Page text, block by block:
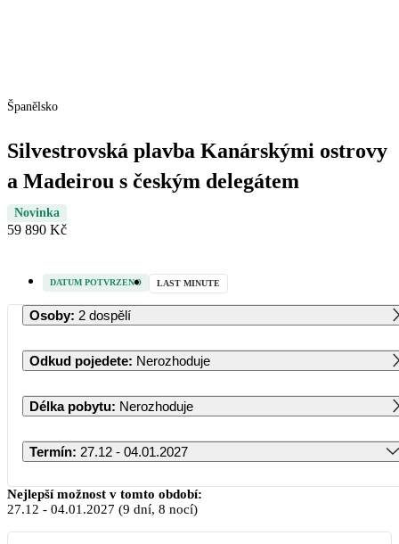
Španělsko
Silvestrovská plavba Kanárskými ostrovy
a Madeirou s českým delegátem
Novinka
59 890 Kč
DATUM POTVRZENO LAST MINUTE
Osoby: 2 dospělí
Odkud pojedete: Nerozhoduje
Délka pobytu: Nerozhoduje
Termín: 27.12 - 04.01.2027
Prosinec 2026
PO ÚT ST ČT PÁ SO NE
Nejlepší možnost v tomto období:
27.12 - 04.01.2027 (9 dní, 8 nocí)